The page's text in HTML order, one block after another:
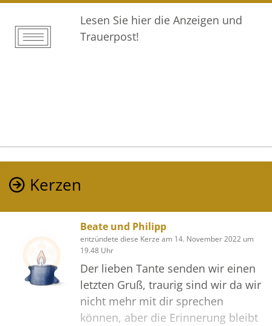
Lesen Sie hier die Anzeigen und
Trauerpost!
Kerzen
Beate und Philipp
entzündete diese Kerze am 14. November 2022 um
19.48 Uhr
Der lieben Tante senden wir einen
letzten Gruß, traurig sind wir da wir
nicht mehr mit dir sprechen
können, aber die Erinnerung bleibt